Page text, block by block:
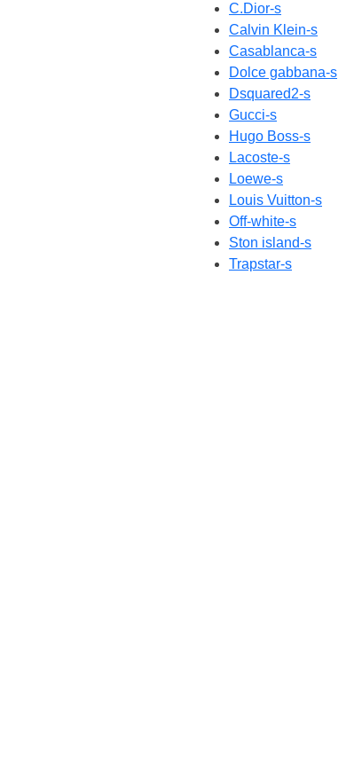
C.Dior-s
Calvin Klein-s
Casablanca-s
Dolce gabbana-s
Dsquared2-s
Gucci-s
Hugo Boss-s
Lacoste-s
Loewe-s
Louis Vuitton-s
Off-white-s
Ston island-s
Trapstar-s